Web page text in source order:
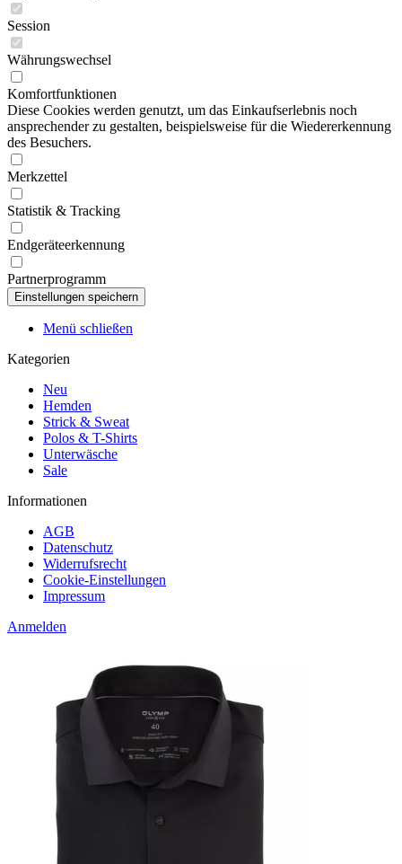
Session
Währungswechsel
Komfortfunktionen
Diese Cookies werden genutzt, um das Einkaufserlebnis noch
ansprechender zu gestalten, beispielsweise für die Wiedererkennung
des Besuchers.
Merkzettel
Statistik & Tracking
Endgeräteerkennung
Partnerprogramm
Menü schließen
Kategorien
Neu
Hemden
Strick & Sweat
Polos & T-Shirts
Unterwäsche
Sale
Informationen
AGB
Datenschutz
Widerrufsrecht
Cookie-Einstellungen
Impressum
Anmelden